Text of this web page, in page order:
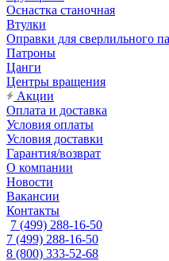
Оснастка станочная
Втулки
Оправки для сверлильного
Патроны
Цанги
Центры вращения
Акции
Оплата и доставка
Условия оплаты
Условия доставки
Гарантия/возврат
О компании
Новости
Вакансии
Контакты
7 (499) 288-16-50
7 (499) 288-16-50
8 (800) 333-52-68